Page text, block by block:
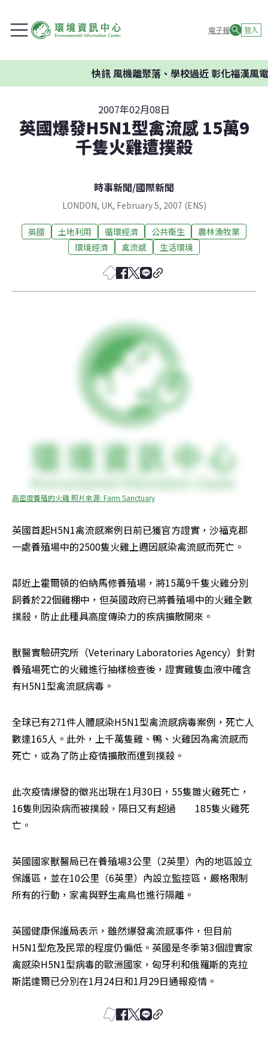
電子報 登入
快訊風機離聚落、學校過近 彰化福漢風電
2007年02月08日
英國爆發H5N1型禽流感 15萬9
千隻火雞遭撲殺
時事新聞/國際新聞
LONDON, UK, February 5, 2007 (ENS)
英國 土地利用 循環經濟 公共衛生
農林漁牧業
環境經濟
禽流感 生活環境
高密度養殖的火雞 照片來源: Farm Sanctuary
英國首起H5N1禽流感案例日前已獲官方證實，沙福克郡
一處養殖場中的2500隻火雞上週因感染禽流感而死亡。
鄰近上霍爾頓的伯納馬修養殖場，將15萬9千隻火雞分別
飼養於22個雞棚中，但英國政府已將養殖場中的火雞全數
撲殺，防止此種具高度傳染力的疾病擴散開來。
獸醫實驗研究所（Veterinary Laboratories Agency）針對
養殖場死亡的火雞進行抽樣檢查後，證實雞隻血液中確含
有H5N1型禽流感病毒。
全球已有271件人體感染H5N1型禽流感病毒案例，死亡人
數達165人。此外，上千萬隻雞、鴨、火雞因為禽流感而
死亡，或為了防止疫情擴散而遭到撲殺。
此次疫情爆發的徵兆出現在1月30日，55隻雛火雞死亡，
16隻則因染病而被撲殺，隔日又有超過　　185隻火雞死
亡。
英國國家獸醫局已在養殖場3公里（2英里）內的地區設立
保護區，並在10公里（6英里）內設立監控區，嚴格限制
所有的行動，家禽與野生禽鳥也進行隔離。
英國健康保護局表示，雖然爆發禽流感事件，但目前
H5N1型危及民眾的程度仍偏低。英國是冬季第3個證實家
禽感染H5N1型病毒的歐洲國家，匈牙利和俄羅斯的克拉
斯諾達爾已分別在1月24日和1月29日通報疫情。